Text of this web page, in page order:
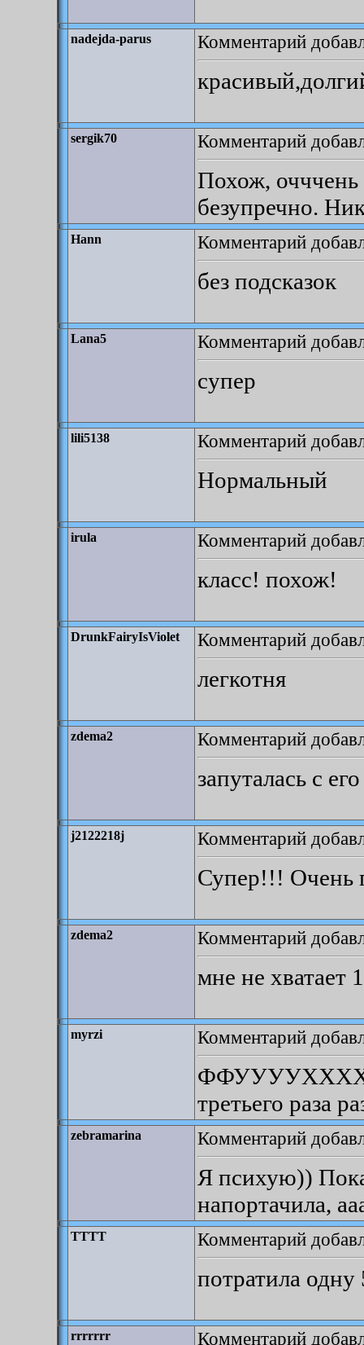
nadejda-parus Комментарий
sergik70 Комментарий
Похож,
безупречно.
Hann Комментарий
без подсказок
Lana5 Комментарий
супер
lili5138 Комментарий
Нормальный
irula Комментарий
класс! похож!
DrunkFairyIsViolet Комментарий
легкотня
zdema2 Комментарий
запуталась с
j2122218j Комментарий
Супер!!! Очень
zdema2 Комментарий
мне не хватает
myrzi Комментарий
третьего раза
zebramarina Комментарий
Я психую))
напортачила,
TTTT Комментарий
потратила
rrrrrrr Комментарий